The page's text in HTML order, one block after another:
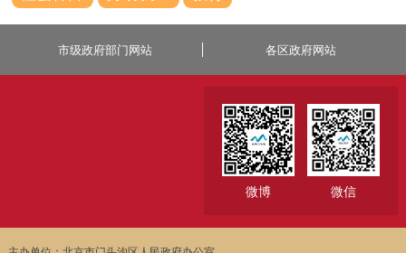
市级政府部门网站 各区政府网站
微博 微信